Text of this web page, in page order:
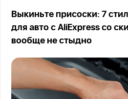
Выкиньте присоски: 7
для авто с AliExpress со
вообще не стыдно